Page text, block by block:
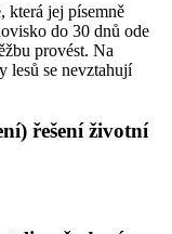
která jej písemně
do 30 dnů ode
provést. Na
lesů se nevztahují
řešení životní